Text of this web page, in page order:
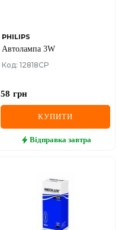
PHILIPS
Автолампа 3W
Код: 12818CP
58 грн
КУПИТИ
Відправка завтра